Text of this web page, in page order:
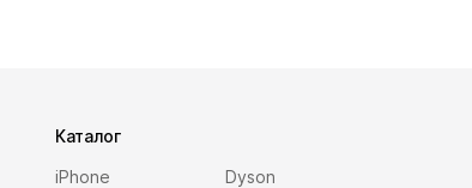
Каталог
iPhone
Dyson